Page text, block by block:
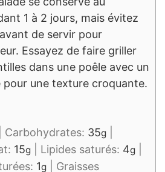
1 à 2 jours, mais évitez
de servir pour
Essayez de faire griller
dans une poêle avec un
une texture croquante.
Carbohydrates: 35g
15g Lipides saturés: 4g
1g Graisses